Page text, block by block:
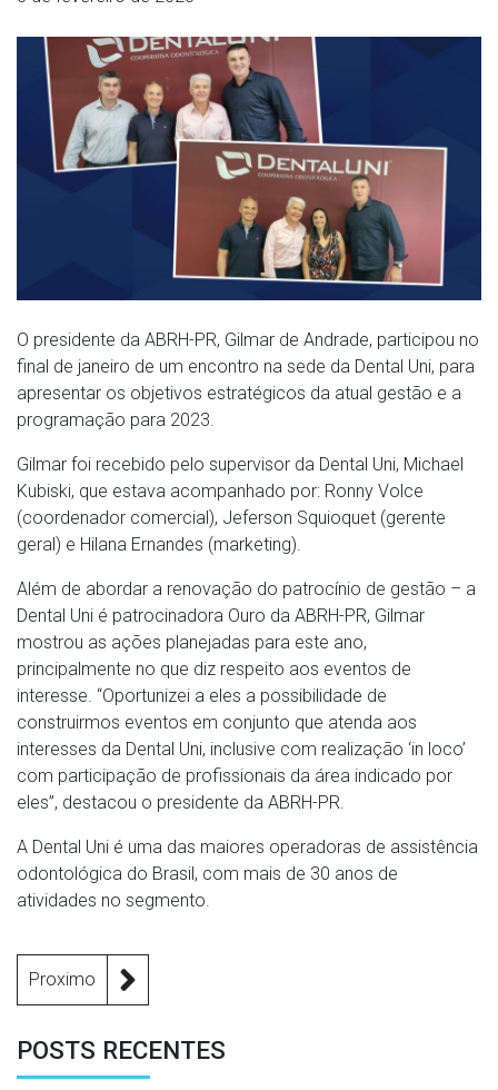
O presidente da ABRH-PR, Gilmar de Andrade, participou no
final de janeiro de um encontro na sede da Dental Uni, para
apresentar os objetivos estratégicos da atual gestão e a
programação para 2023.
Gilmar foi recebido pelo supervisor da Dental Uni, Michael
Kubiski, que estava acompanhado por: Ronny Volce
(coordenador comercial), Jeferson Squioquet (gerente
geral) e Hilana Ernandes (marketing).
Além de abordar a renovação do patrocínio de gestão – a
Dental Uni é patrocinadora Ouro da ABRH-PR, Gilmar
mostrou as ações planejadas para este ano,
principalmente no que diz respeito aos eventos de
interesse. “Oportunizei a eles a possibilidade de
construirmos eventos em conjunto que atenda aos
interesses da Dental Uni, inclusive com realização ‘in loco’
com participação de profissionais da área indicado por
eles”, destacou o presidente da ABRH-PR.
A Dental Uni é uma das maiores operadoras de assistência
odontológica do Brasil, com mais de 30 anos de
atividades no segmento.
Proximo
POSTS RECENTES